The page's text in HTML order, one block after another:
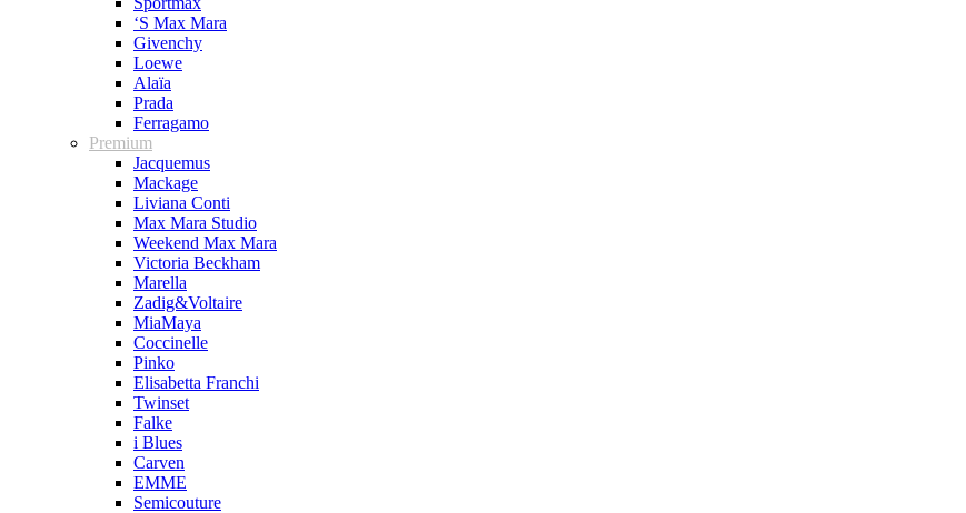
‘S Max Mara
Givenchy
Loewe
Alaïa
Prada
Ferragamo
Premium
Jacquemus
Mackage
Liviana Conti
Max Mara Studio
Weekend Max Mara
Victoria Beckham
Marella
Zadig&Voltaire
MiaMaya
Coccinelle
Pinko
Elisabetta Franchi
Twinset
Falke
i Blues
Carven
EMME
Semicouture